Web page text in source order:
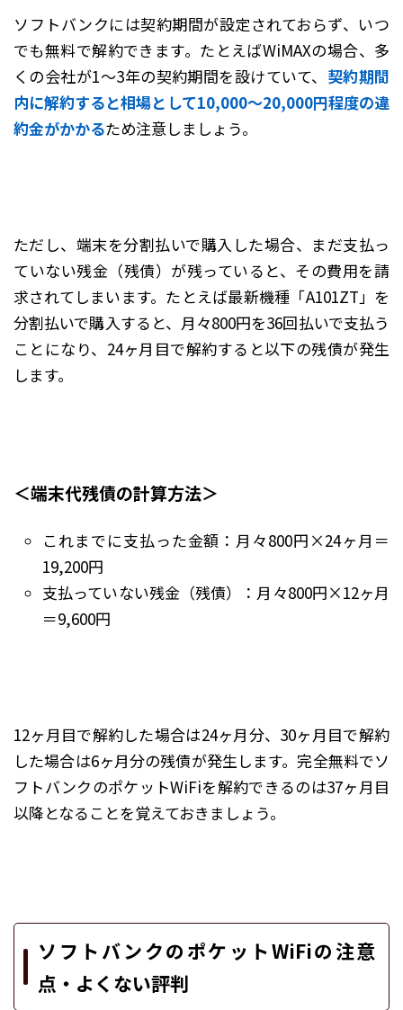
ソフトバンクには契約期間が設定されておらず、いつ
でも無料で解約できます。たとえばWiMAXの場合、多
くの会社が1～3年の契約期間を設けていて、 契約期間
内に解約すると相場として10,000～20,000円程度の違
約金がかかるため注意しましょう。
ただし、端末を分割払いで購入した場合、まだ支払っ
ていない残金（残債）が残っていると、その費用を請
求されてしまいます。たとえば最新機種「A101ZT」を
分割払いで購入すると、月々800円を36回払いで支払う
ことになり、24ヶ月目で解約すると以下の残債が発生
します。
＜端末代残債の計算方法＞
これまでに支払った金額：月々800円×24ヶ月＝
19,200円
支払っていない残金（残債）：月々800円×12ヶ月
＝9,600円
12ヶ月目で解約した場合は24ヶ月分、30ヶ月目で解約
した場合は6ヶ月分の残債が発生します。完全無料でソ
フトバンクのポケットWiFiを解約できるのは37ヶ月目
以降となることを覚えておきましょう。
ソフトバンクのポケットWiFiの注意
点・よくない評判